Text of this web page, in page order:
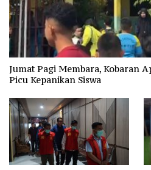
Jumat Pagi Membara, Kobaran
Picu Kepanikan Siswa